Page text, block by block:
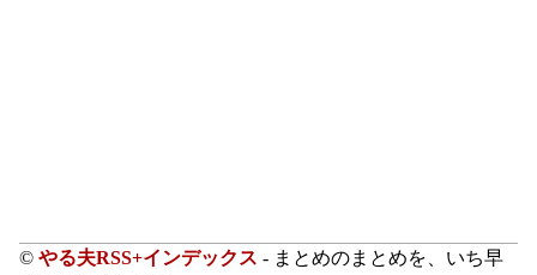
© やる夫RSS+インデックス - まとめのまとめを、いち早